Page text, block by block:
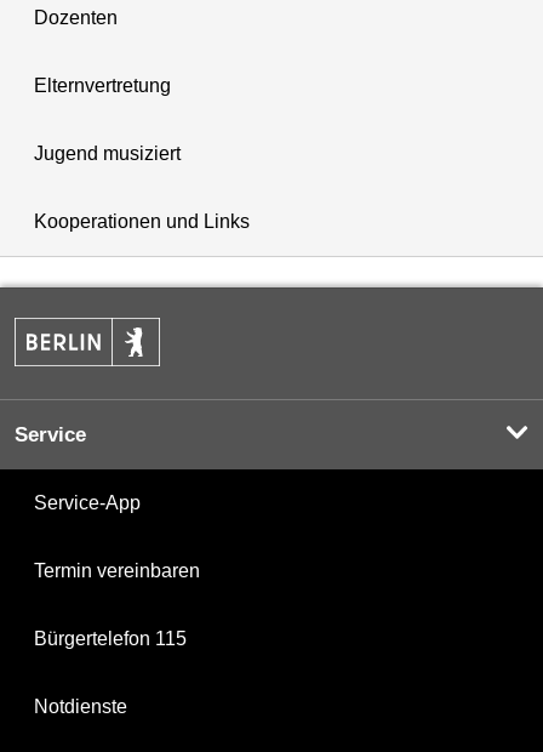
Dozenten
Elternvertretung
Jugend musiziert
Kooperationen und Links
Service
Service-App
Termin vereinbaren
Bürgertelefon 115
Notdienste